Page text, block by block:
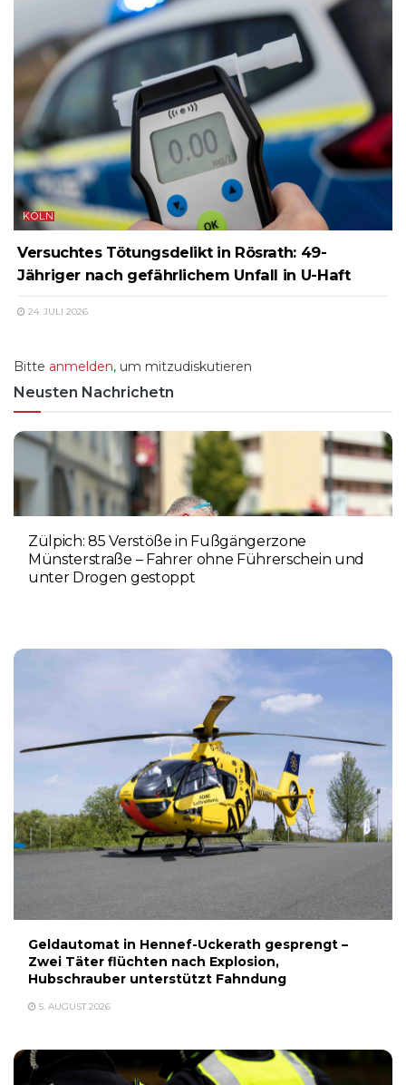
KÖLN
Versuchtes Tötungsdelikt in Rösrath: 49-
Jähriger nach gefährlichem Unfall in U-Haft
24. JULI 2026
Bitte anmelden, um mitzudiskutieren
Neusten Nachrichetn
Zülpich: 85 Verstöße in Fußgängerzone
Münsterstraße – Fahrer ohne Führerschein und
unter Drogen gestoppt
Geldautomat in Hennef-Uckerath gesprengt –
Zwei Täter flüchten nach Explosion,
Hubschrauber unterstützt Fahndung
5. AUGUST 2026